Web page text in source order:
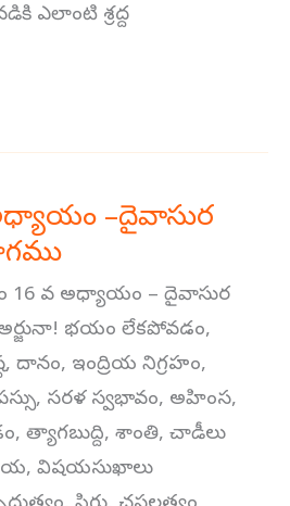
ఎలాంటి శ్రద్ద
–దైవాసుర
16 వ అధ్యాయం – దైవాసుర
భయం లేకపోవడం,
దానం, ఇంద్రియ నిగ్రహం,
సరళ స్వభావం, అహింస,
త్యాగబుద్ది, శాంతి, చాడీలు
విషయసుఖాలు